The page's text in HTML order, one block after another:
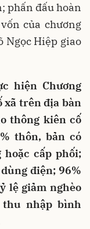
phấn đấu hoàn
của chương
Ngọc Hiệp giao
hiện Chương
xã trên địa bàn
thông kiên cố
thôn, bản có
hoặc cấp phối;
điện; 96%
lệ giảm nghèo
nhập bình